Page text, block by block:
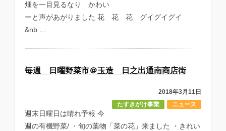
畑を一目見るなり かわい
ーと声があがりました 花 花 花 グイグイグイ
&nb …
毎週 日曜野菜市＠玉造 日之出通南商店街
2018年3月11日
ニュース
たすきがけ事業
週末日曜日は晴れ予報 今
週の有機野菜/ ・旬の葉物「菜の花」来ました ・きれい